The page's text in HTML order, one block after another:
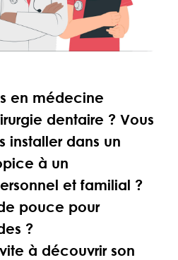
en médecine
dentaire ? Vous
installer dans un
à un
et familial ?
pouce pour
?
à découvrir son